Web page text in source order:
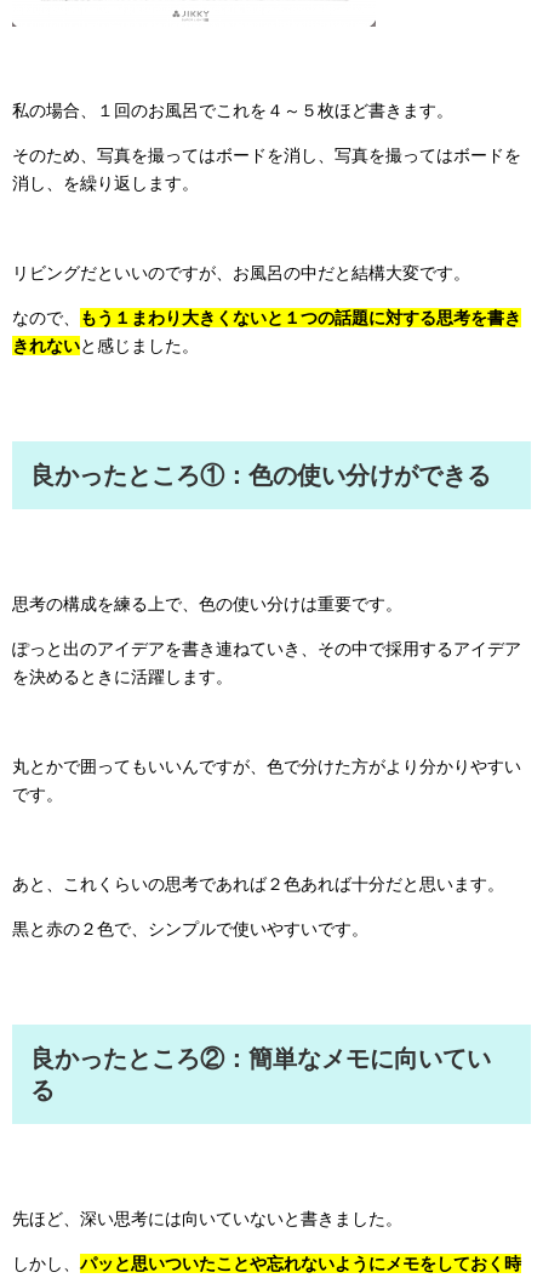
私の場合、１回のお風呂でこれを４～５枚ほど書きます。
そのため、写真を撮ってはボードを消し、写真を撮ってはボードを
消し、を繰り返します。
リビングだといいのですが、お風呂の中だと結構大変です。
なので、
もう１まわり大きくないと１つの話題に対する思考を書き
きれないと感じました。
良かったところ①：色の使い分けができる
思考の構成を練る上で、色の使い分けは重要です。
ぽっと出のアイデアを書き連ねていき、その中で採用するアイデア
を決めるときに活躍します。
丸とかで囲ってもいいんですが、色で分けた方がより分かりやすい
です。
あと、これくらいの思考であれば２色あれば十分だと思います。
黒と赤の２色で、シンプルで使いやすいです。
良かったところ②：簡単なメモに向いてい
る
先ほど、深い思考には向いていないと書きました。
しかし、 パッと思いついたことや忘れないようにメモをしておく時